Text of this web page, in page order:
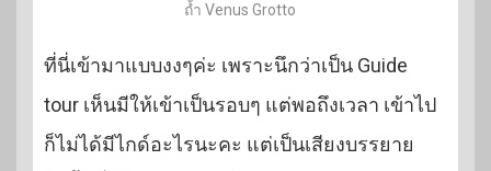
ถ้ำ Venus Grotto
ที่นี่เข้ามาแบบงงๆค่ะ เพราะนึกว่าเป็น Guide
tour เห็นมีให้เข้าเป็นรอบๆ แต่พอถึงเวลา เข้าไป
ก็ไม่ได้มีไกด์อะไรนะคะ แต่เป็นเสียงบรรยาย